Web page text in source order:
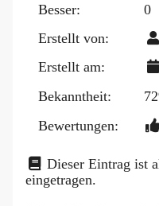
Besser:
0
Erstellt von:
Erstellt am:
Bekanntheit:
Bewertungen:
Dieser Eintrag ist
eingetragen.